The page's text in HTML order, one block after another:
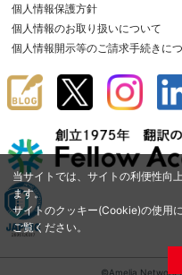
当サイトでは、サイトの利便性向
ます。
サイトのクッキー(Cookie)の使用
ご覧ください。
個人情報保護方針
個人情報のお取り扱いについて
個人情報開示等のご請求手続きに
©Amelia Network